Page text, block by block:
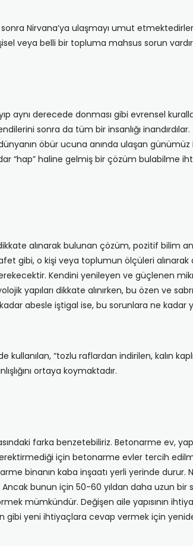
Nirvana’ya ulaşmayı umut
veya belli bir topluma mahsus sorun
aynı derecede donması gibi evrensel
sonra da tüm bir insanlığı
öbür ucuna anında ulaşan
haline gelmiş bir çözüm bulabilme
alınarak bulunan çözüm, pozitif bilim
gibi, o kişi veya toplumun ölçüleri
Kendini yenileyen ve güçlenen
yapıları dikkate alınırken, bu özen ve
abesle iştigal ise, bu sorunlara ne kadar
“tozlu raflardan indirilen, kalın
ortaya koymaktadır.
farka benzetebiliriz. Betonarme ev,
için betonarme evler tercih
binanın kaba inşaatı yerli yerinde durur.
bunun için 50-60 yıldan daha uzun bir
mümkündür. Değişen aile yapısının
gibi yeni ihtiyaçlara cevap vermek için